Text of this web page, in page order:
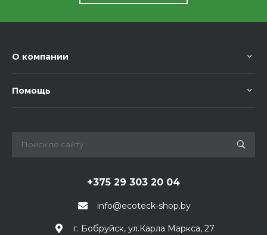
О компании
Помощь
info@ecoteck-shop.by
+375 29 303 20 04
г. Бобруйск, ул.Карла Маркса, 27